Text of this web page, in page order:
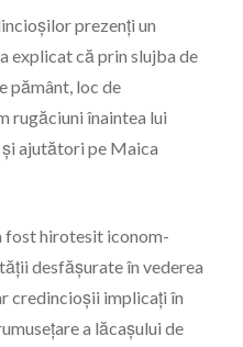
prezenți un
explicat că prin slujba de
pământ, loc de
rugăciuni înaintea lui
ajutători pe Maica
fost hirotesit iconom-
desfășurate în vederea
credincioșii implicați în
a lăcașului de